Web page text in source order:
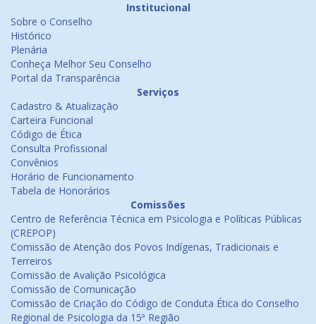
Institucional
Sobre o Conselho
Histórico
Plenária
Conheça Melhor Seu Conselho
Portal da Transparência
Serviços
Cadastro & Atualização
Carteira Funcional
Código de Ética
Consulta Profissional
Convênios
Horário de Funcionamento
Tabela de Honorários
Comissões
Centro de Referência Técnica em Psicologia e Políticas Públicas
(CREPOP)
Comissão de Atenção dos Povos Indígenas, Tradicionais e
Terreiros
Comissão de Avalição Psicológica
Comissão de Comunicação
Comissão de Criação do Código de Conduta Ética do Conselho
Regional de Psicologia da 15ª Região